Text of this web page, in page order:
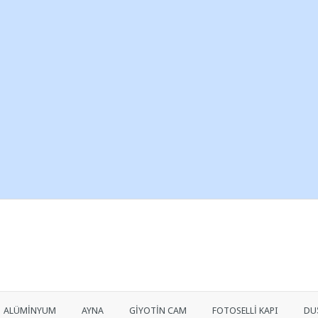
ALÜMİNYUM AYNA GİYOTİN CAM FOTOSELLİ KAPI